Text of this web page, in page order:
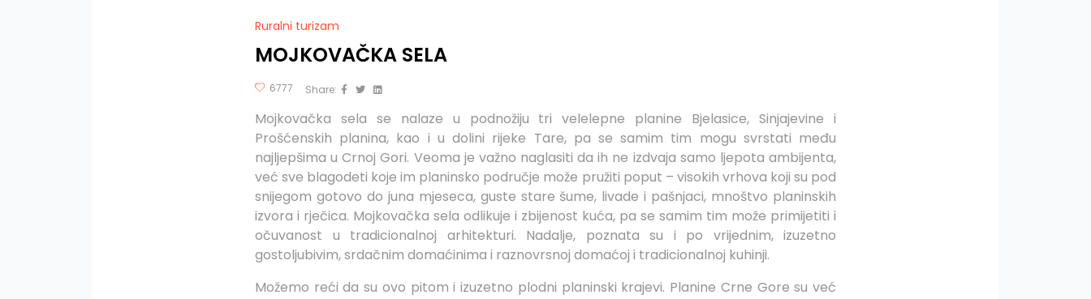
Ruralni turizam
MOJKOVAČKA SELA
6777 Share:
Mojkovačka sela se nalaze u podnožiju tri velelepne planine Bjelasice, Sinjajevine i
Prošćenskih planina, kao i u dolini rijeke Tare, pa se samim tim mogu svrstati među
najljepšima u Crnoj Gori. Veoma je važno naglasiti da ih ne izdvaja samo ljepota ambijenta,
već sve blagodeti koje im planinsko područje može pružiti poput – visokih vrhova koji su pod
snijegom gotovo do juna mjeseca, guste stare šume, livade i pašnjaci, mnoštvo planinskih
izvora i rječica. Mojkovačka sela odlikuje i zbijenost kuća, pa se samim tim može primijetiti i
očuvanost u tradicionalnoj arhitekturi. Nadalje, poznata su i po vrijednim, izuzetno
gostoljubivim, srdačnim domaćinima i raznovrsnoj domaćoj i tradicionalnoj kuhinji.
Možemo reći da su ovo pitom i izuzetno plodni planinski krajevi. Planine Crne Gore su već